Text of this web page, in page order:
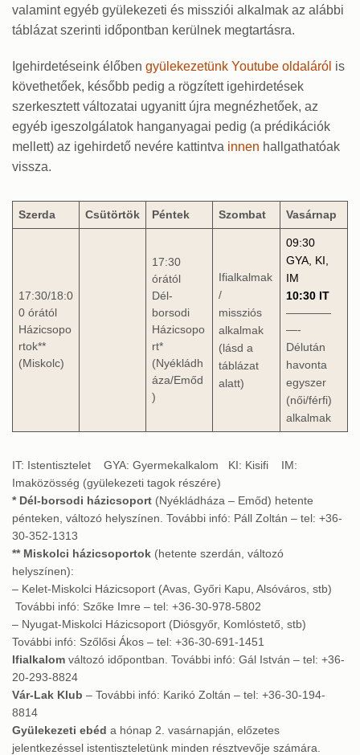
valamint egyéb gyülekezeti és missziói alkalmak az alábbi
táblázat szerinti időpontban kerülnek megtartásra.
Igehirdetéseink élőben gyülekezetünk Youtube oldaláról is
követhetőek, később pedig a rögzített igehirdetések
szerkesztett változatai ugyanitt újra megnézhetőek, az
egyéb igeszolgálatok hanganyagai pedig (a prédikációk
mellett) az igehirdető nevére kattintva innen hallgathatóak
vissza.
Szerda Csütörtök Péntek Szombat Vasárnap
17:30/18:0
0 órától
Házicsopo
rtok**
(Miskolc)
17:30
órától
Dél-
borsodi
Házicsopo
rt*
(Nyékládh
áza/Emőd
)
Ifialkalmak
/
missziós
alkalmak
(lásd a
táblázat
alatt)
09:30
GYA, KI,
IM
10:30 IT
————
—-
Délután
havonta
egyszer
(női/férfi)
alkalmak
IT: Istentisztelet GYA: Gyermekalkalom KI: Kisifi IM:
Imaközösség (gyülekezeti tagok részére)
* Dél-borsodi házicsoport (Nyékládháza – Emőd) hetente
pénteken, változó helyszínen. További infó: Páll Zoltán – tel: +36-
30-352-1313
** Miskolci házicsoportok (hetente szerdán, változó
helyszínen):
– Kelet-Miskolci Házicsoport (Avas, Győri Kapu, Alsóváros, stb)
További infó: Szőke Imre – tel: +36-30-978-5802
– Nyugat-Miskolci Házicsoport (Diósgyőr, Komlóstető, stb)
További infó: Szőlősi Ákos – tel: +36-30-691-1451
Ifialkalom változó időpontban. További infó: Gál István – tel: +36-
20-293-8824
Vár-Lak Klub – További infó: Karikó Zoltán – tel: +36-30-194-
8814
Gyülekezeti ebéd a hónap 2. vasárnapján, előzetes
jelentkezéssel istentiszteletünk minden résztvevője számára.